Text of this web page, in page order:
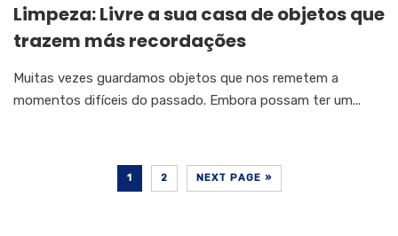
Limpeza: Livre a sua casa de objetos que
trazem más recordações
Muitas vezes guardamos objetos que nos remetem a
momentos difíceis do passado. Embora possam ter um...
1 2 NEXT PAGE »